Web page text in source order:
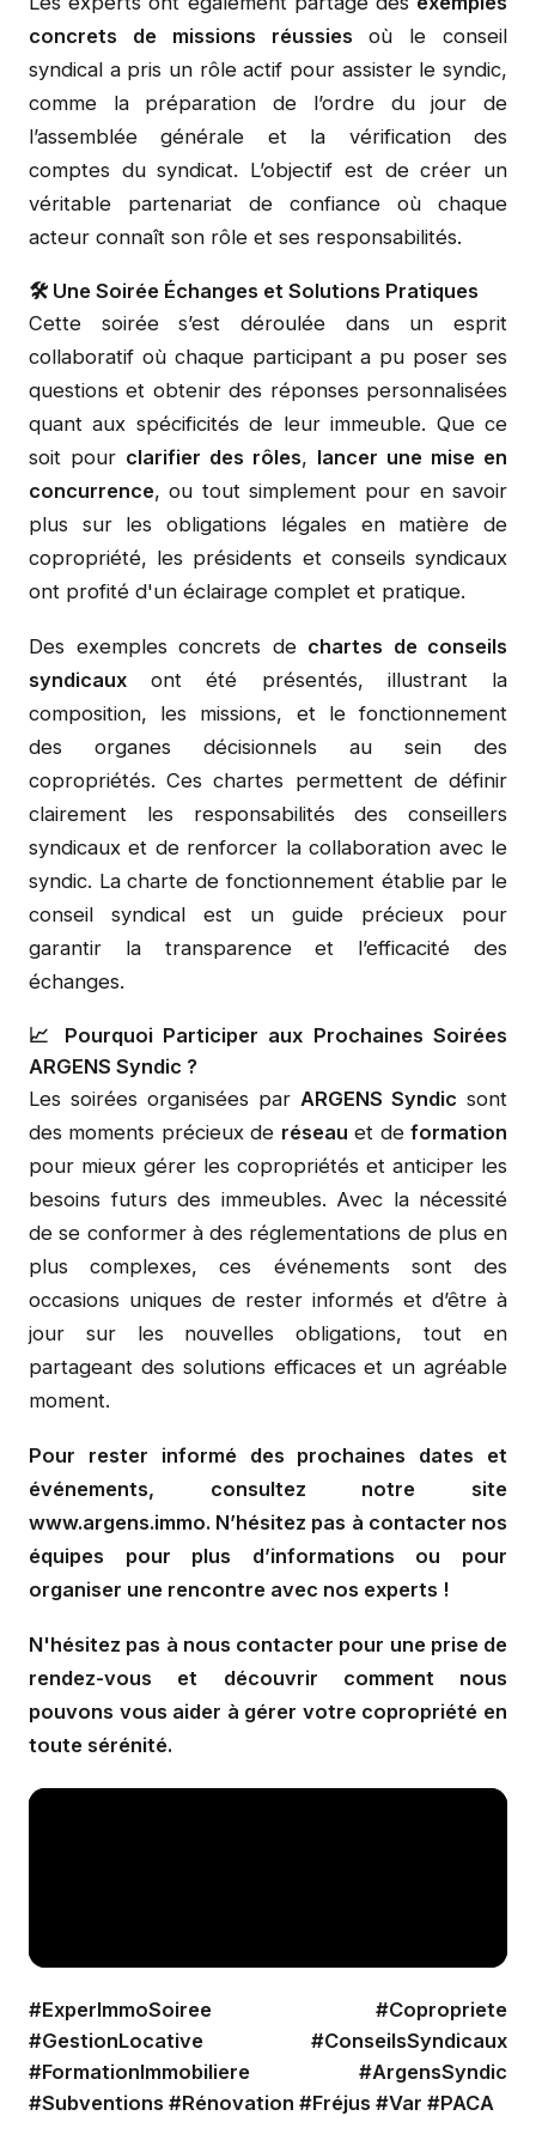
concrets de missions réussies où le conseil
syndical a pris un rôle actif pour assister le syndic,
comme la préparation de l’ordre du jour de
l’assemblée générale et la vérification des
comptes du syndicat. L’objectif est de créer un
véritable partenariat de confiance où chaque
acteur connaît son rôle et ses responsabilités.
🛠️ Une Soirée Échanges et Solutions Pratiques
Cette soirée s’est déroulée dans un esprit
collaboratif où chaque participant a pu poser ses
questions et obtenir des réponses personnalisées
quant aux spécificités de leur immeuble. Que ce
soit pour clarifier des rôles, lancer une mise en
concurrence, ou tout simplement pour en savoir
plus sur les obligations légales en matière de
copropriété, les présidents et conseils syndicaux
ont profité d'un éclairage complet et pratique.
Des exemples concrets de chartes de conseils
syndicaux ont été présentés, illustrant la
composition, les missions, et le fonctionnement
des organes décisionnels au sein des
copropriétés. Ces chartes permettent de définir
clairement les responsabilités des conseillers
syndicaux et de renforcer la collaboration avec le
syndic. La charte de fonctionnement établie par le
conseil syndical est un guide précieux pour
garantir la transparence et l’efficacité des
échanges.
📈 Pourquoi Participer aux Prochaines Soirées
ARGENS Syndic ?
Les soirées organisées par ARGENS Syndic sont
des moments précieux de réseau et deformation
pour mieux gérer les copropriétés et anticiper les
besoins futurs des immeubles. Avec la nécessité
de se conformer à des réglementations de plus en
plus complexes, ces événements sont des
occasions uniques de rester informés et d’être à
jour sur les nouvelles obligations, tout en
partageant des solutions efficaces et un agréable
moment.
Pour rester informé des prochaines dates et
événements, consultez notre site
www.argens.immo. N’hésitez pas à contacter nos
équipes pour plus d’informations ou pour
organiser une rencontre avec nos experts !
N'hésitez pas à nous contacter pour une prise de
rendez-vous et découvrir comment nous
pouvons vous aider à gérer votre copropriété en
toute sérénité.
#ExperImmoSoiree #Copropriete
#GestionLocative #ConseilsSyndicaux
#FormationImmobiliere #ArgensSyndic
#Subventions #Rénovation #Fréjus #Var #PACA